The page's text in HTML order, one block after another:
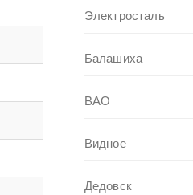
Электросталь
Балашиха
ВАО
Видное
Дедовск